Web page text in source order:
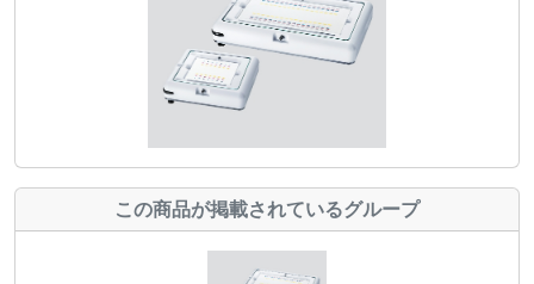
この商品が掲載されているグループ